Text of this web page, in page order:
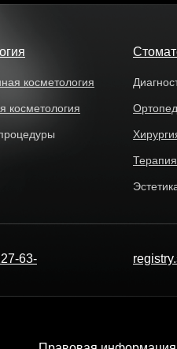
63-
косметология
косметология
Терапия